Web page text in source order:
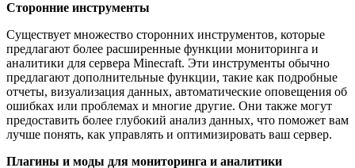
Сторонние инструменты
Существует множество сторонних инструментов, которые
предлагают более расширенные функции мониторинга и
аналитики для сервера Minecraft. Эти инструменты обычно
предлагают дополнительные функции, такие как подробные
отчеты, визуализация данных, автоматические оповещения об
ошибках или проблемах и многие другие. Они также могут
предоставить более глубокий анализ данных, что поможет вам
лучше понять, как управлять и оптимизировать ваш сервер.
Плагины и моды для мониторинга и аналитики